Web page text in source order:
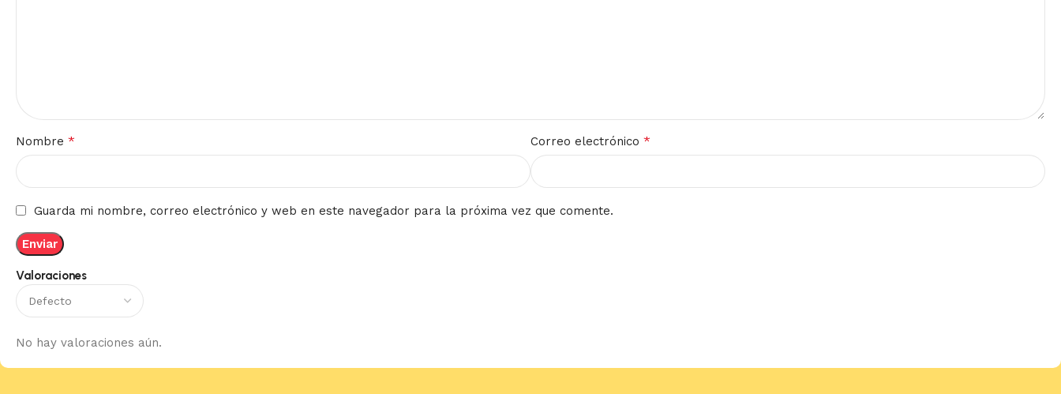
Valoraciones
No hay valoraciones aún.
Nombre * Correo electrónico *
Guarda mi nombre, correo electrónico y web en este navegador para la próxima vez que comente.